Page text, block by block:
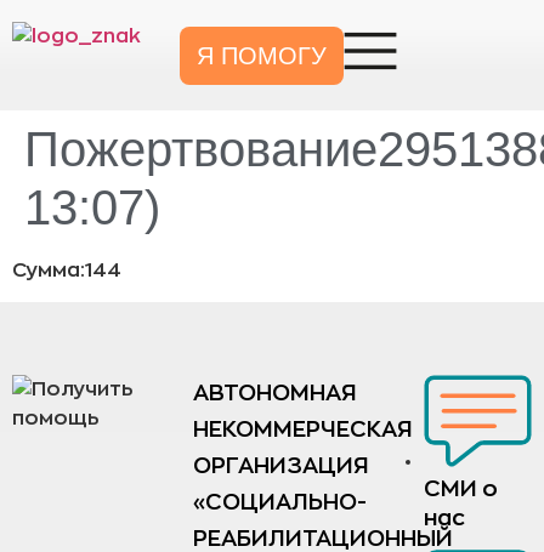
Я ПОМОГУ
13:07)
Сумма:144
АВТОНОМНАЯ
НЕКОММЕРЧЕСКАЯ
ОРГАНИЗАЦИЯ
«СОЦИАЛЬНО-
РЕАБИЛИТАЦИОННЫЙ
СМИ о
нас